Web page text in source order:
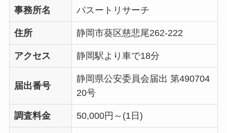
事務所名 パスートリサーチ
住所 静岡市葵区慈悲尾262-222
アクセス 静岡駅より車で18分
届出番号
静岡県公安委員会届出 第490704
20号
調査料金 50,000円～(1日)